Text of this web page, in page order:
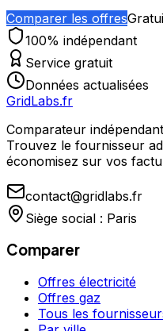
Comparer les offres
100% indépendant
Service gratuit
Données actualisées
GridLabs.fr
Comparateur
Trouvez le fournisseur
économisez sur vos
contact@gridlabs.fr
Siège social : Paris
Comparer
Offres électricité
Offres gaz
Tous les